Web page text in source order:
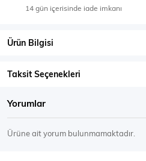
14 gün içerisinde iade imkanı
Ürün Bilgisi
Taksit Seçenekleri
Yorumlar
Ürüne ait yorum bulunmamaktadır.